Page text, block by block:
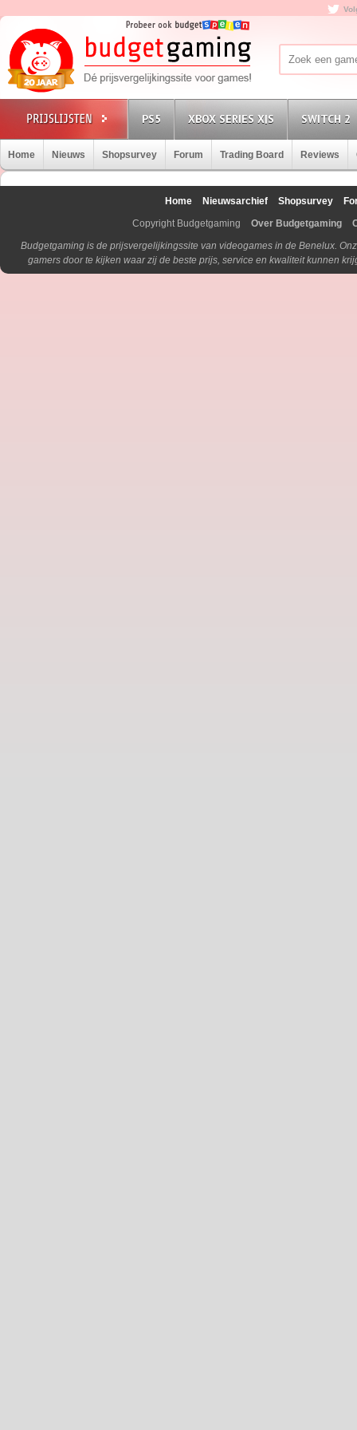
PS5 XBOX SERIES X|S SWITCH 2
Home Nieuws Shopsurvey Forum Trading Board Reviews
Home Nieuwsarchief Shopsurvey
Copyright Budgetgaming
Over Budgetgaming
Budgetgaming is de prijsvergelijkingssite van videogames in de Benelux.
gamers door te kijken waar zij de beste prijs, service en kwaliteit kunnen